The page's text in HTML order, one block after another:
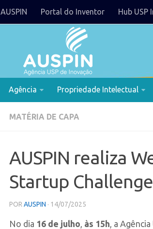
AUSPIN Portal do Inventor Hub USP
Agência Propriedade Intelectual
MATÉRIA DE CAPA
AUSPIN realiza
Startup
POR AUSPIN · 14/07/2025
No dia 16 de julho, às 15h, a